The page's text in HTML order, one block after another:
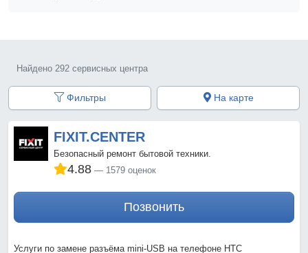
Найдено 292 сервисных центра
Фильтры На карте
FIXIT.CENTER
Безопасный ремонт бытовой техники.
4.88 1579 оценок
Позвонить
Услуги по замене разъёма mini-USB на телефоне HTC